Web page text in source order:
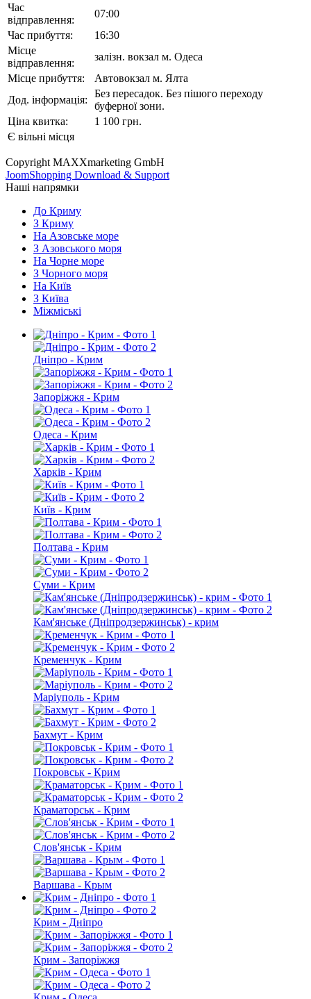
Час
відправлення:
07:00
Час прибуття:
16:30
Місце
відправлення:
залізн. вокзал м. Одеса
Місце прибуття:
Автовокзал м. Ялта
Дод. інформація:
Без пересадок. Без пішого переходу
буферної зони.
Ціна квитка:
1 100 грн.
Є вільні місця
Copyright MAXXmarketing GmbH
JoomShopping Download & Support
Наші напрямки
До Криму
З Криму
На Азовське море
З Азовського моря
На Чорне море
З Чорного моря
На Київ
З Київа
Міжміські
Дніпро - Крим
Запоріжжя - Крим
Одеса - Крим
Харків - Крим
Київ - Крим
Полтава - Крим
Суми - Крим
Кам'янське (Дніпродзержинськ) - крим
Кременчук - Крим
Маріуполь - Крим
Бахмут - Крим
Покровськ - Крим
Краматорськ - Крим
Слов'янськ - Крим
Варшава - Крым
Крим - Дніпро
Крим - Запоріжжя